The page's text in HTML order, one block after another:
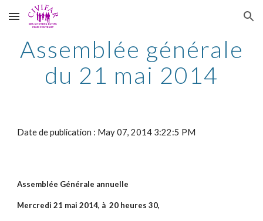
Skip to main content Skip to navigation
Assemblée générale
du 21 mai 2014
Date de publication : May 07, 2014 3:22:5 PM
Assemblée Générale annuelle
Mercredi 21 mai 2014, à 20 heures 30,